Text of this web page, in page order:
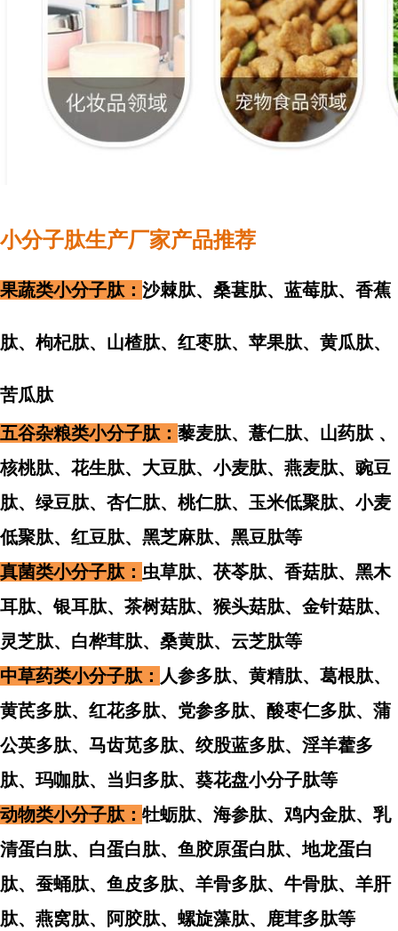
小分子肽生产厂家产品推荐
果蔬类小分子肽： 沙棘肽、桑葚肽、蓝莓肽、香蕉
肽、枸杞肽、山楂肽、红枣肽、苹果肽、黄瓜肽、
苦瓜肽
五谷杂粮类小分子肽： 藜麦肽、薏仁肽、山药肽 、
核桃肽、 花生肽、 大豆肽、小麦肽、燕麦肽、豌豆
肽、绿豆肽、杏仁肽、 桃仁肽、玉米低聚肽、小麦
低聚肽、红豆肽、黑芝麻肽、黑豆肽等
真菌类小分子肽： 虫草肽、茯苓肽、香菇肽、黑木
耳肽、银耳肽、茶树菇肽、猴头菇肽、金针菇肽、
灵芝肽、白桦茸肽、桑黄肽、云芝肽等
中草药类小分子肽： 人参多肽、黄精肽、葛根肽、
黄芪多肽、红花多肽、党参多肽、酸枣仁多肽、蒲
公英多肽、马齿苋多肽、绞股蓝多肽、淫羊藿多
肽、玛咖肽、当归多肽、葵花盘小分子肽等
动物类小分子肽： 牡蛎肽、海参肽、鸡内金肽、乳
清蛋白肽、白蛋白肽、鱼胶原蛋白肽、地龙蛋白
肽、蚕蛹肽、鱼皮多肽、羊骨多肽、牛骨肽、羊肝
肽、燕窝肽、阿胶肽、螺旋藻肽、鹿茸多肽等